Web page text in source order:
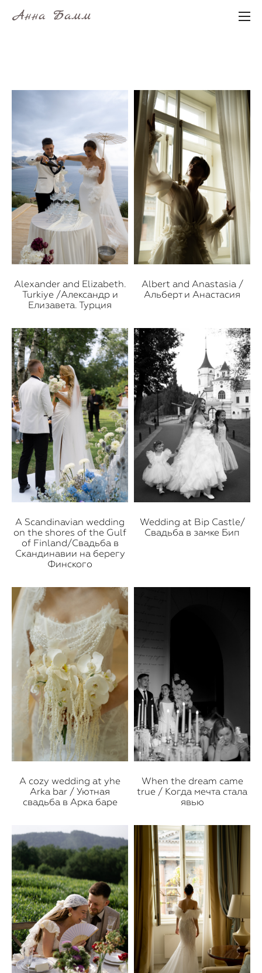
Анна Бамм
Alexander and Elizabeth.
Turkiye /Александр и
Елизавета. Турция
Albert and Anastasia /
Альберт и Анастасия
A Scandinavian wedding
on the shores of the Gulf
of Finland/Свадьба в
Скандинавии на берегу
Финского
Wedding at Bip Castle/
Свадьба в замке Бип
A cozy wedding at yhe
Arka bar / Уютная
свадьба в Арка баре
When the dream came
true / Когда мечта стала
явью